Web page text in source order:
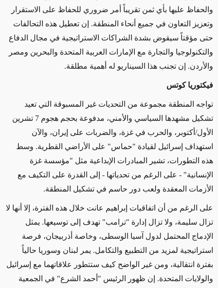
والحفاظ عليها بأي ثمن تقريباً أمر ضروري للحفاظ على الاستقرار
وتعزيز التعاون في جميع أنحاء المنطقة. إن تعطيل هذه التحالفات
حتى مؤقتاً سيقوض بشدة الشراكات الاستراتيجية في مجال الدفاع
والتكنولوجيا والتجارة مع الإمارات العربية المتحدة والبحرين ومصر
والأردن. إن تجنب هذا السيناريو له أهمية مطلقة.
فيكتوريا كوتس
تواجه المنطقة مجموعة من التحديات غير المسبوقة التي تعيد
تشكيل مشهدها السياسي والأمني، مدفوعة بحجم هجوم 7 تشرين
الأول/أكتوبر، والحرب في غزة، والضربات على إيران، والآن
استهداف إسرائيل لقيادة "حماس" على الأراضي القطرية. وسط
هذه التطورات، تشير المبادرات الإبداعية مثل "مؤسسة غزة
الإنسانية" - على الرغم من تحدياتها - إلى القدرة على التكيف مع
الأزمات المعقدة ولعب دور حاسم في تشكيل المنطقة.
على الرغم من أن اتفاقيات إبراهيم عانت خلال هذه الفترة، إلا أنها لا
تزال سليمة، ولا تزال إدارة "ترامب" تهدف إلى توسيعها. يمثل
الإدماج المحتمل لدول آسيا الوسطى، وخاصة أذربيجان، فرصة
استراتيجية لمزيد من التطبيع والتكامل. يمر لبنان وسوريا حالياً
بفترة انتقالية، ومن غير الواضح كيف ستتطور علاقاتهما مع إسرائيل
والولايات المتحدة. إن ظهور الرئيس "أحمد الشرع" في الجمعية